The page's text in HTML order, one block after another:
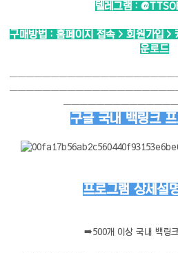
텔레그램 :
구매방법 : 홈페이지 접속 > 회원가입 >
운로드
구글 국내 백링크
프로그램 상세설
➡️500개 이상 국내 백링